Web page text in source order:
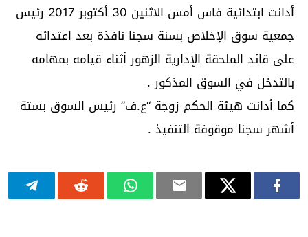
أدانت ابتدائية فاس أمس الاثنين 30 أكتوبر 2017 رئيس
جمعية سوق الإخلاص بسنة سجنا نافذة بعد اعتدائه
على قائد الملحقة الإدارية الزهور أثناء قيامه بمهامه
بالتدخل في السوق المذكور .
كما أدانت هيئة الحكم زوجة “ع.ف” رئيس السوق بستة
أشهر سجنا موقوفة التنفيذ .